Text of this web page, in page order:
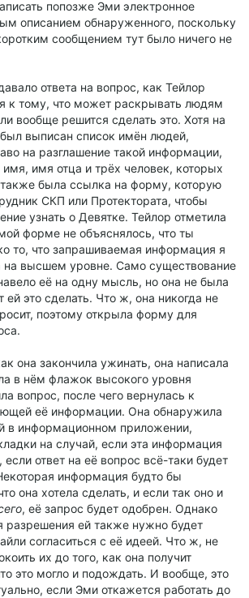
попозже Эми электронное
описанием обнаруженного, поскольку
сообщением тут было ничего не
ответа на вопрос, как Тейлор
к тому, что может раскрывать людям
вообще решится сделать это. Хотя на
выписан список имён людей,
на разглашение такой информации,
имя отца и трёх человек, которых
была ссылка на форму, которую
СКП или Протектората, чтобы
узнать о Девятке. Тейлор отметила
форме не объяснялось, что ты
то, что запрашиваемая информация я
на высшем уровне. Само существование
её на одну мысль, но она не была
ей это сделать. Что ж, она никогда не
поэтому открыла форму для
она закончила ужинать, она написала
в нём флажок высокого уровня
вопрос, после чего вернулась к
её информации. Она обнаружила
в информационном приложении,
на случай, если эта информация
если ответ на её вопрос всё-таки будет
информация будто бы
она хотела сделать, и если так оно и
, её запрос будет одобрен. Однако
разрешения ей также нужно будет
согласиться с её идеей. Что ж, не
их до того, как она получит
это могло и подождать. И вообще, это
если Эми откажется работать до